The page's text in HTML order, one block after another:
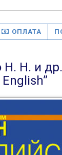
ОПЛАТА
Н. и